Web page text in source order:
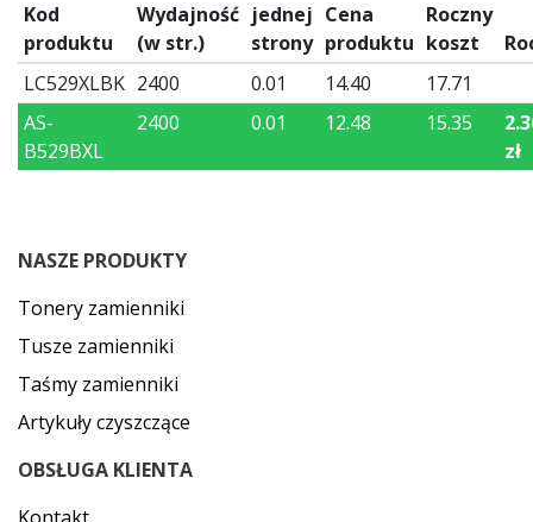
Kod
produktu
Wydajność
(w str.)
jednej
strony
Cena
produktu
Roczny
koszt
LC529XLBK 2400 0.01 14.40
17.71
AS-
B529BXL
2400 0.01 12.48 15.35
zł
NASZE PRODUKTY
Tonery zamienniki
Tusze zamienniki
Taśmy zamienniki
Artykuły czyszczące
OBSŁUGA KLIENTA